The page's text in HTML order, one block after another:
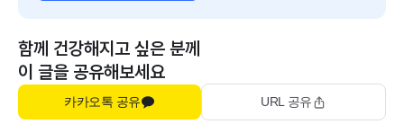
함께 건강해지고 싶은 분께
이 글을 공유해보세요
카카오톡 공유 URL 공유